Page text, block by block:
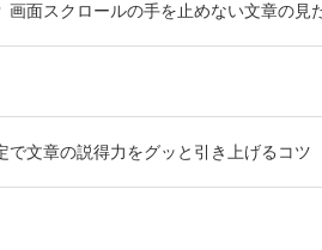
面スクロールの手を止めない文章の見
で文章の説得力をグッと引き上げるコツ